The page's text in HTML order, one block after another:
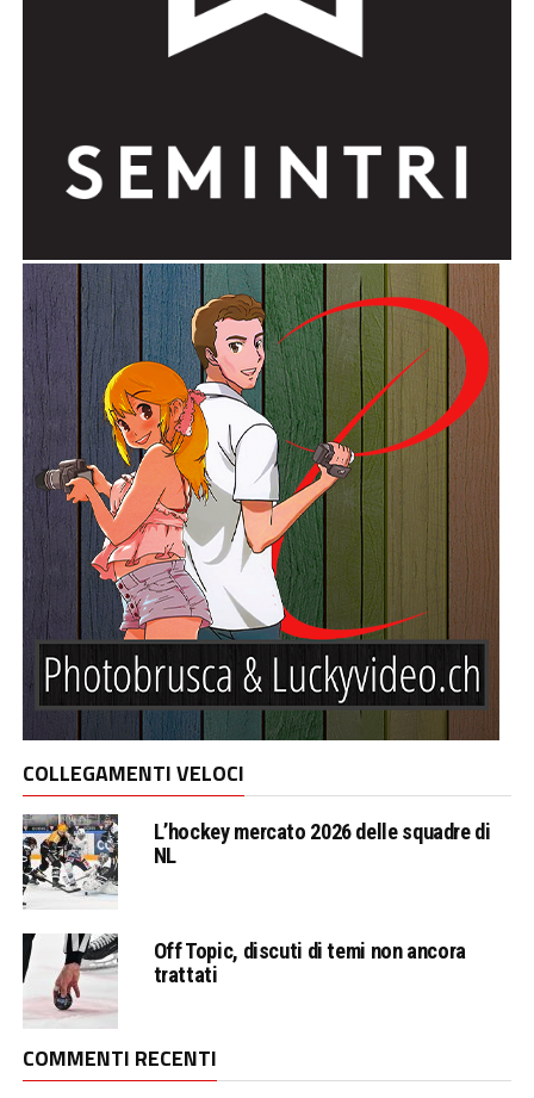
COLLEGAMENTI VELOCI
L’hockey mercato 2026 delle squadre di
NL
Off Topic, discuti di temi non ancora
trattati
COMMENTI RECENTI